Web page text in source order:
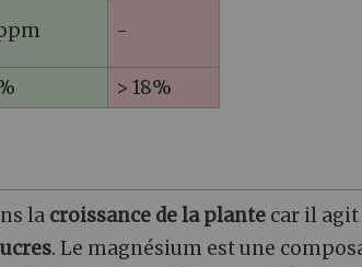
-
> 18%
la croissance de la plante car il
. Le magnésium est une